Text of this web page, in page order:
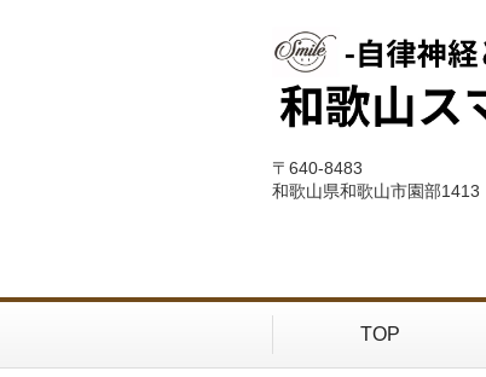
〒640-8483
和歌山県和歌山市園部
TOP